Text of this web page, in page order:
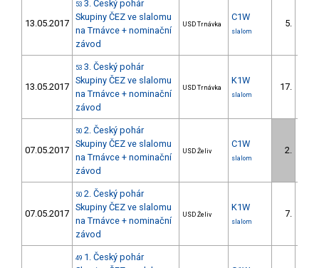
13.05.2017
53 3. Český pohár
Skupiny ČEZ ve slalomu
na Trnávce + nominační
závod
USD Trnávka
C1W
slalom
5.
13.05.2017
53 3. Český pohár
Skupiny ČEZ ve slalomu
na Trnávce + nominační
závod
USD Trnávka
K1W
slalom
17.
07.05.2017
50 2. Český pohár
Skupiny ČEZ ve slalomu
na Trnávce + nominační
závod
USD Želiv
C1W
slalom
2.
07.05.2017
50 2. Český pohár
Skupiny ČEZ ve slalomu
na Trnávce + nominační
závod
USD Želiv
K1W
slalom
7.
49 1. Český pohár